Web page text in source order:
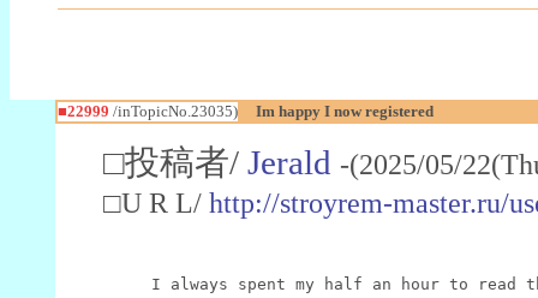
■22999 /inTopicNo.23035) Im happy I now registered
□投稿者/ Jerald -(2025/05/
□U R L/ http://stroyrem-master.ru/
I always spent my half an hour to